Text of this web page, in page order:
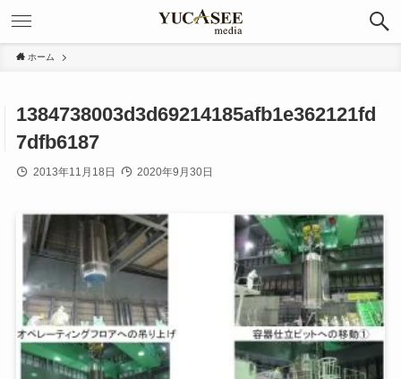
ホーム
1384738003d3d69214185afb1e362121fd
7dfb6187
2013年11月18日 2020年9月30日